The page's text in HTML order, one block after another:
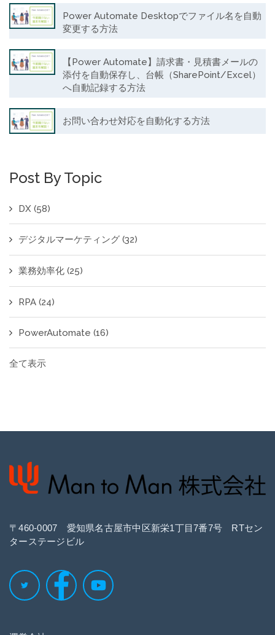
Power Automate Desktopでファイル名を自動
変更する方法
【Power Automate】請求書・見積書メールの
添付を自動保存し、台帳（SharePoint/Excel）
へ自動記録する方法
お問い合わせ対応を自動化する方法
Post By Topic
DX (58)
デジタルマーケティング (32)
業務効率化 (25)
RPA (24)
PowerAutomate (16)
全て表示
〒460‐0007 愛知県名古屋市中区新栄1丁目7番7号 RTセン
ターステージビル